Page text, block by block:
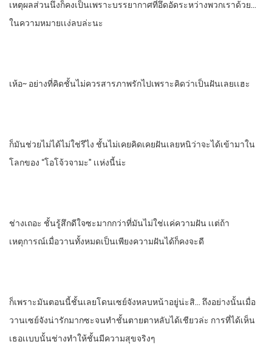
เหตุผลส่วนนึงก็คงเป็นเพราะบรรยากาศ​ที่อึดอัดระหว่างพวกเราด้วย…
ในความหมายเเง่ลบล่ะนะ​
เห้อ~ อย่างที่คิดชั้นไม่ควรสารภาพรักไปเพราะคิดว่าเป็นฝันเลยเเฮะ
ก็มันช่วยไม่ได้ไม่ใช่รึไง​ ชั้นไม่เคยคิดเคยฝันเลยหนิว่าจะได้เข้ามาใน
โลก​ของ​ “โอโจ้วจามะ” เเห่งนี้น่ะ
ช่างเถอะ​ ชั้นรู้สึกดีใจซะมากกว่าที่มันไม่ใช่เเค่ความฝัน​ เเต่ถ้า
เหตุการณ์​เมื่อวานทั้งหมดเป็นเพียงความฝันได้ก็คงจะดี
ก็เพราะมันตอนนี้ชั้นเลยโดนเซย์จังหลบหน้าอยู่น่ะสิ… ถึงอย่างนั้นเมื่อ
วานเซย์จังน่ารักมากซะจนทําชั้นตายตาหลับได้เชียวล่ะ​ การที่ได้เห็น
เธอเเบบนั้นช่างทําให้ชั้นมีความสุขจริงๆ